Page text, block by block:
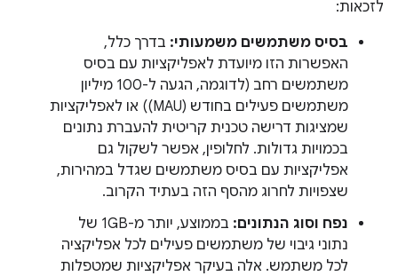
לזכאות:
בסיס משתמשים משמעותי: בדרך כלל,
האפשרות הזו מיועדת לאפליקציות עם בסיס
משתמשים רחב (לדוגמה, הגעה ל-100 מיליון
משתמשים פעילים בחודש (MAU)) או לאפליקציות
שמציגות דרישה טכנית קריטית להעברת נתונים
בכמויות גדולות. לחלופין, אפשר לשקול גם
אפליקציות עם בסיס משתמשים שגדל במהירות,
שצפויות לחרוג מהסף הזה בעתיד הקרוב.
נפח וסוג הנתונים:
בממוצע, יותר מ-1GB של
נתוני גיבוי של משתמשים פעילים לכל אפליקציה
לכל משתמש. אלה בעיקר אפליקציות שמטפלות